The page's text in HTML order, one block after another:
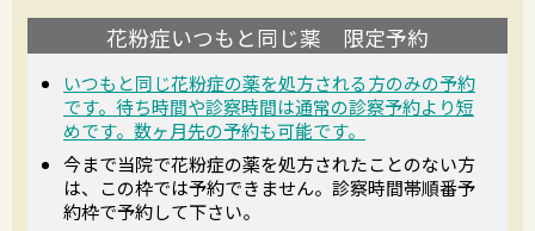
花粉症いつもと同じ薬 限定予約
いつもと同じ花粉症の薬を処方される方のみの予約
です。待ち時間や診察時間は通常の診察予約より短
めです。数ヶ月先の予約も可能です。
今まで当院で花粉症の薬を処方されたことのない方
は、この枠では予約できません。診察時間帯順番予
約枠で予約して下さい。